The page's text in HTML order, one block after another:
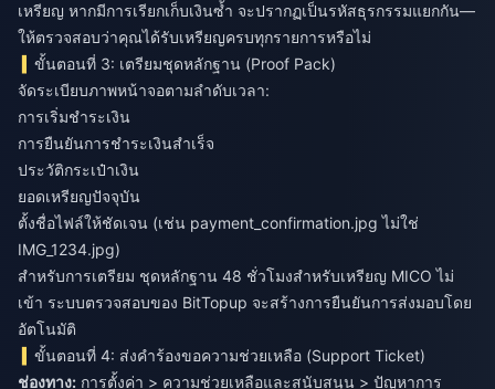
เหรียญ หากมีการเรียกเก็บเงินซ้ำ จะปรากฏเป็นรหัสธุรกรรมแยกกัน—
ให้ตรวจสอบว่าคุณได้รับเหรียญครบทุกรายการหรือไม่
ขั้นตอนที่ 3: เตรียมชุดหลักฐาน (Proof Pack)
จัดระเบียบภาพหน้าจอตามลำดับเวลา:
การเริ่มชำระเงิน
การยืนยันการชำระเงินสำเร็จ
ประวัติกระเป๋าเงิน
ยอดเหรียญปัจจุบัน
ตั้งชื่อไฟล์ให้ชัดเจน (เช่น payment_confirmation.jpg ไม่ใช่
IMG_1234.jpg)
สำหรับการเตรียม ชุดหลักฐาน 48 ชั่วโมงสำหรับเหรียญ MICO ไม่
เข้า ระบบตรวจสอบของ BitTopup จะสร้างการยืนยันการส่งมอบโดย
อัตโนมัติ
ขั้นตอนที่ 4: ส่งคำร้องขอความช่วยเหลือ (Support Ticket)
ช่องทาง: การตั้งค่า > ความช่วยเหลือและสนับสนุน > ปัญหาการ